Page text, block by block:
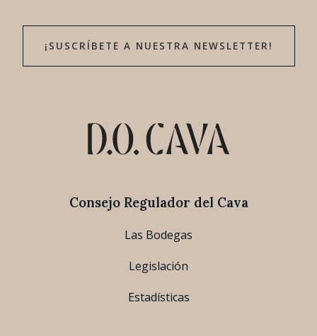
¡SUSCRÍBETE A NUESTRA NEWSLETTER!
Consejo Regulador del Cava
Las Bodegas
Legislación
Estadísticas